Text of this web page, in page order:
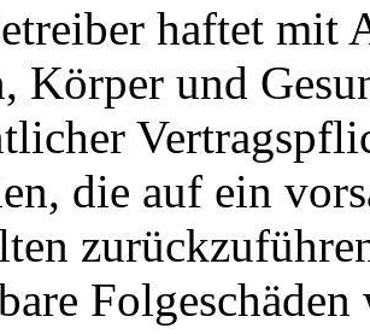
haftet mit
Körper und
die auf ein
Folgeschäden